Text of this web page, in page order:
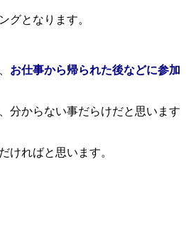
グとなります。
お仕事から帰られた後などに参加
分からない事だらけだと思います
ければと思います。